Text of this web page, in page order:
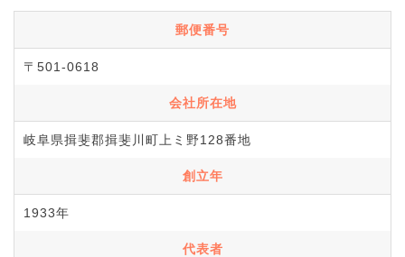
郵便番号
〒501-0618
会社所在地
岐阜県揖斐郡揖斐川町上ミ野128番地
創立年
1933年
代表者